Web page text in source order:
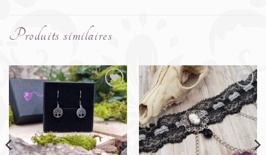
Produits similaires
Ajouter
à la liste
d’envies
Ajouter
à la liste
d’envies